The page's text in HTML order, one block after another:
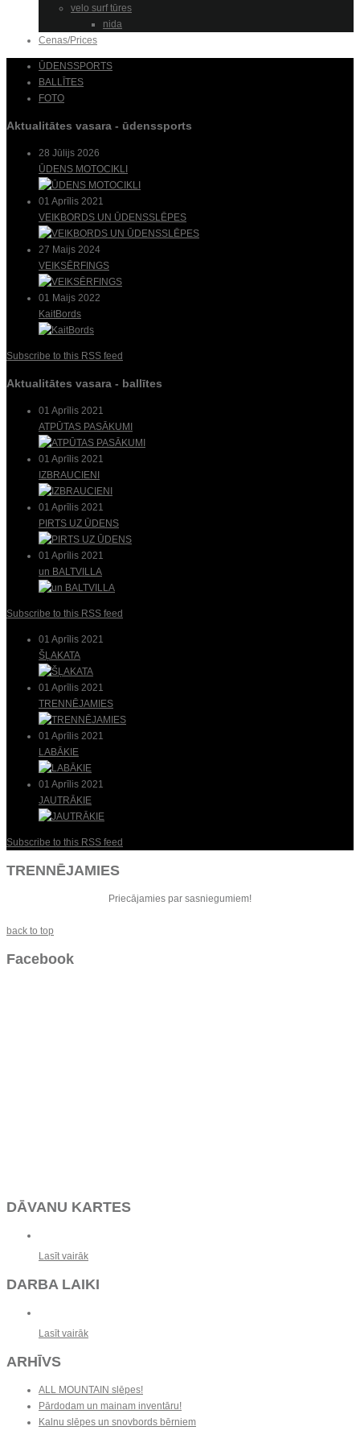
velo surf tūres
nida
Cenas/Prices
ŪDENSSPORTS
BALLĪTES
FOTO
Aktualitātes vasara - ūdenssports
28 Jūlijs 2026
ŪDENS MOTOCIKLI
01 Aprīlis 2021
VEIKBORDS UN ŪDENSSLĒPES
27 Maijs 2024
VEIKSĒRFINGS
01 Maijs 2022
KaitBords
Subscribe to this RSS feed
Aktualitātes vasara - ballītes
01 Aprīlis 2021
ATPŪTAS PASĀKUMI
01 Aprīlis 2021
IZBRAUCIENI
01 Aprīlis 2021
PIRTS UZ ŪDENS
01 Aprīlis 2021
un BALTVILLA
Subscribe to this RSS feed
01 Aprīlis 2021
ŠĻAKATA
01 Aprīlis 2021
TRENNĒJAMIES
01 Aprīlis 2021
LABĀKIE
01 Aprīlis 2021
JAUTRĀKIE
Subscribe to this RSS feed
TRENNĒJAMIES
Priecājamies par sasniegumiem!
back to top
Facebook
DĀVANU KARTES
Lasīt vairāk
DARBA LAIKI
Lasīt vairāk
ARHĪVS
ALL MOUNTAIN slēpes!
Pārdodam un mainam inventāru!
Kalnu slēpes un snovbords bērniem